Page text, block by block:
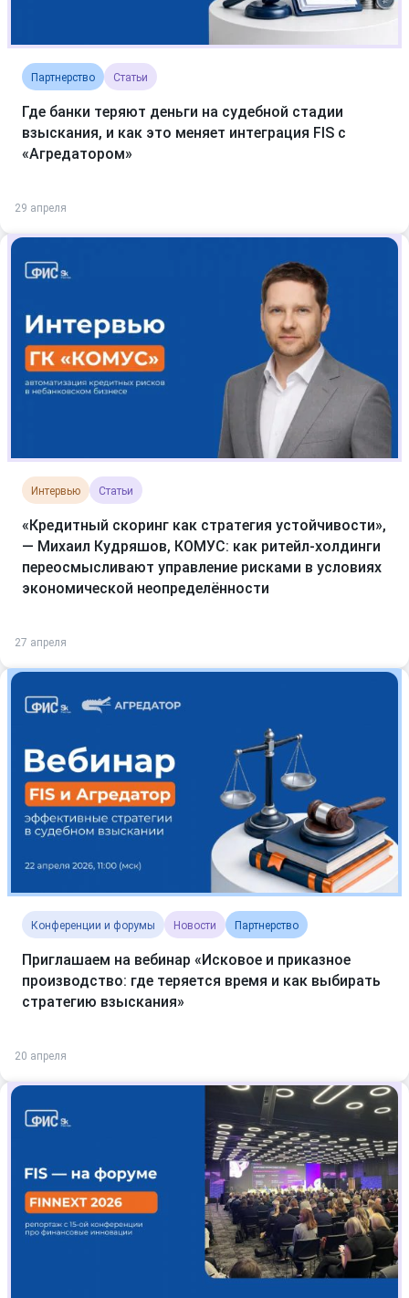
Партнерство Статьи
Где банки теряют деньги на судебной стадии
взыскания, и как это меняет интеграция FIS с
«Агредатором»
29 апреля
Интервью Статьи
«Кредитный скоринг как стратегия устойчивости»,
— Михаил Кудряшов, КОМУС: как ритейл-холдинги
переосмысливают управление рисками в условиях
экономической неопределённости
27 апреля
Конференции и форумы Новости Партнерство
Приглашаем на вебинар «Исковое и приказное
производство: где теряется время и как выбирать
стратегию взыскания»
20 апреля